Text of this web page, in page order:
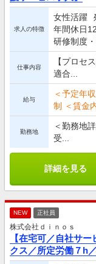
求人の特徴
女性活躍
年間休日
研修制度
仕事内容
【プロセ
適合...
給与
＜予定年
制 ＜賃金
勤務地
＜勤務地
受...
詳細を見る
NEW 正社員
株式会社ｄｉｎｏｓ
【在宅可／自社サ
クス／所定労働７h